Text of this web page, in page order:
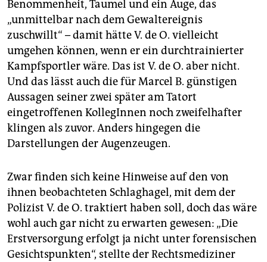
Benommenheit, Taumel und ein Auge, das
„unmittelbar nach dem Gewaltereignis
zuschwillt“ – damit hätte V. de O. vielleicht
umgehen können, wenn er ein durchtrainierter
Kampfsportler wäre. Das ist V. de O. aber nicht.
Und das lässt auch die für Marcel B. günstigen
Aussagen seiner zwei später am Tatort
eingetroffenen KollegInnen noch zweifelhafter
klingen als zuvor. Anders hingegen die
Darstellungen der Augenzeugen.
Zwar finden sich keine Hinweise auf den von
ihnen beobachteten Schlaghagel, mit dem der
Polizist V. de O. traktiert haben soll, doch das wäre
wohl auch gar nicht zu erwarten gewesen: „Die
Erstversorgung erfolgt ja nicht unter forensischen
Gesichtspunkten“, stellte der Rechtsmediziner